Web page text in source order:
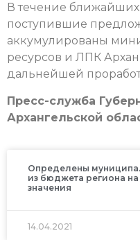
В течение
поступившие
аккумулированы
ресурсов и ЛПК
дальнейшей
Пресс-служба
Архангельской
Определены
из бюджета региона
значения
14.04.2021